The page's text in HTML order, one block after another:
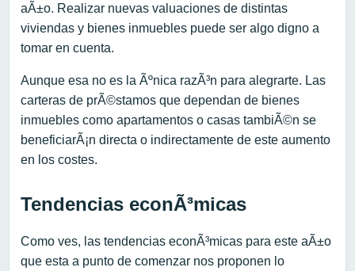
aÃ±o. Realizar nuevas valuaciones de distintas
viviendas y bienes inmuebles puede ser algo digno a
tomar en cuenta.
Aunque esa no es la Ãºnica razÃ³n para alegrarte. Las
carteras de prÃ©stamos que dependan de bienes
inmuebles como apartamentos o casas tambiÃ©n se
beneficiarÃ¡n directa o indirectamente de este aumento
en los costes.
Tendencias econÃ³micas
Como ves, las tendencias econÃ³micas para este aÃ±o
que esta a punto de comenzar nos proponen lo